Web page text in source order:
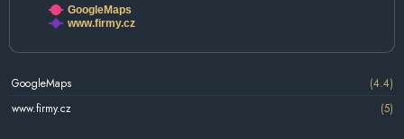
GoogleMaps
www.firmy.cz
GoogleMaps
(4.4)
www.firmy.cz
(5)